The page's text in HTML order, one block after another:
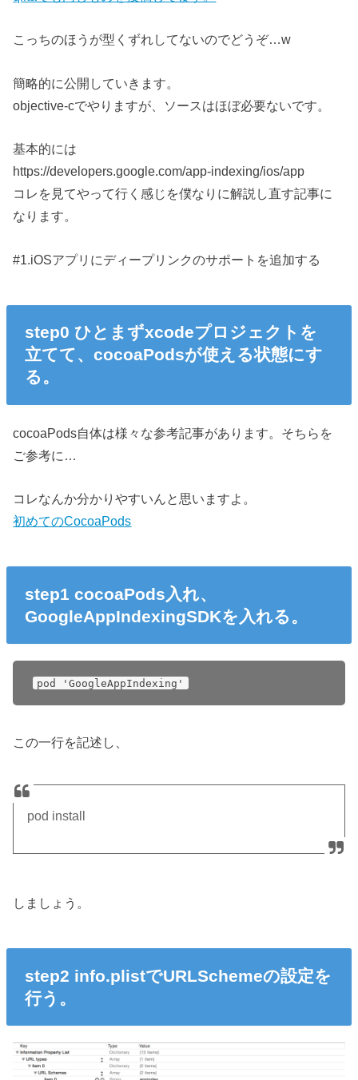
こっちのほうが型くずれしてないのでどうぞ…w
簡略的に公開していきます。
objective-cでやりますが、ソースはほぼ必要ないです。
基本的には
https://developers.google.com/app-indexing/ios/app
コレを見てやって行く感じを僕なりに解説し直す記事に
なります。
#1.iOSアプリにディープリンクのサポートを追加する
step0 ひとまずxcodeプロジェクトを
立てて、cocoaPodsが使える状態にす
る。
cocoaPods自体は様々な参考記事があります。そちらを
ご参考に…
コレなんか分かりやすいんと思いますよ。
初めてのCocoaPods
step1 cocoaPods入れ、
GoogleAppIndexingSDKを入れる。
この一行を記述し、
pod install
しましょう。
step2 info.plistでURLSchemeの設定を
行う。